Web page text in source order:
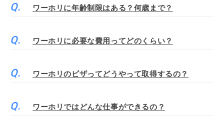
ワーホリに年齢制限はある？何歳まで？
ワーホリに必要な費用ってどのくらい？
ワーホリのビザってどうやって取得するの？
ワーホリではどんな仕事ができるの？